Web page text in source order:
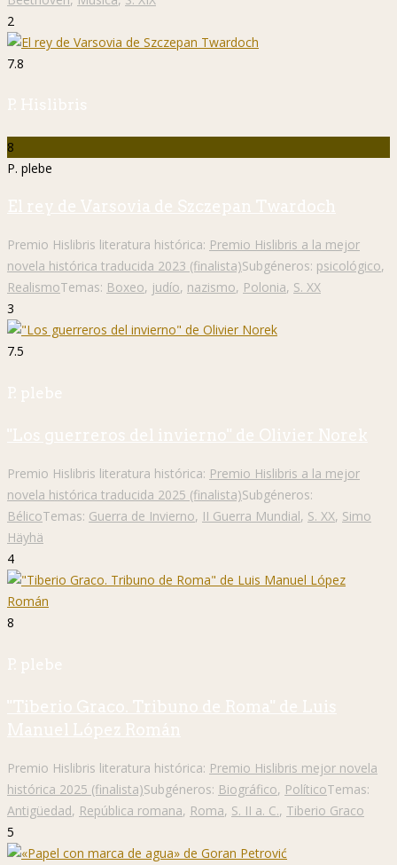
2
7.8
P. Hislibris
8
P. plebe
El rey de Varsovia de Szczepan Twardoch
Premio Hislibris literatura histórica: Premio Hislibris a la mejor
novela histórica traducida 2023 (finalista)Subgéneros: psicológico,
RealismoTemas: Boxeo, judío, nazismo, Polonia, S. XX
3
7.5
P. plebe
"Los guerreros del invierno" de Olivier Norek
Premio Hislibris literatura histórica: Premio Hislibris a la mejor
novela histórica traducida 2025 (finalista)Subgéneros:
BélicoTemas: Guerra de Invierno, II Guerra Mundial, S. XX, Simo
Häyhä
4
8
P. plebe
"Tiberio Graco. Tribuno de Roma" de Luis
Manuel López Román
Premio Hislibris literatura histórica: Premio Hislibris mejor novela
histórica 2025 (finalista)Subgéneros: Biográfico, PolíticoTemas:
Antigüedad, República romana, Roma, S. II a. C., Tiberio Graco
5